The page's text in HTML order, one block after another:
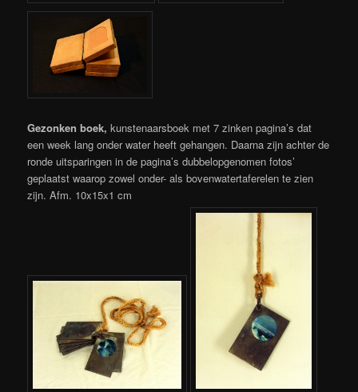
Gezonken boek,kunstenaarsboek met 7 zinken pagina’s dat
een week lang onder water heeft gehangen. Daarna zijn achter de
ronde uitsparingen in de pagina’s dubbelopgenomen fotos’
geplaatst waarop zowel onder- als bovenwatertaferelen te zien
zijn. Afm. 10x15x1 cm